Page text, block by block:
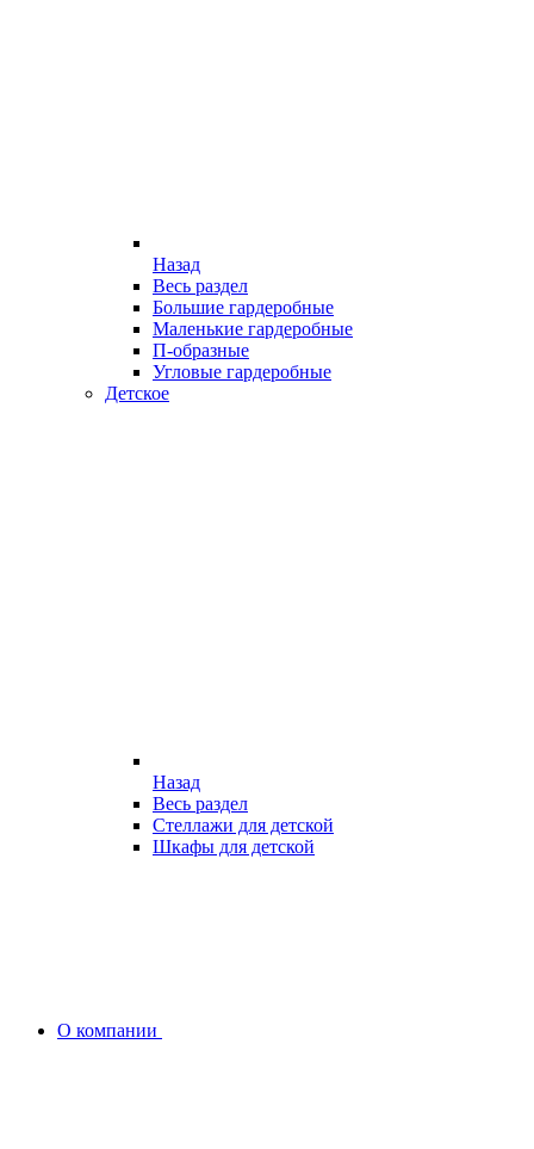
Назад
Весь раздел
Большие гардеробные
Маленькие гардеробные
П-образные
Угловые гардеробные
Детское
Назад
Весь раздел
Стеллажи для детской
Шкафы для детской
О компании